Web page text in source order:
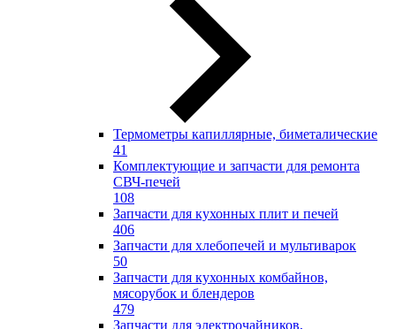
Термометры капиллярные, биметалические
41
Комплектующие и запчасти для ремонта
СВЧ-печей
108
Запчасти для кухонных плит и печей
406
Запчасти для хлебопечей и мультиварок
50
Запчасти для кухонных комбайнов,
мясорубок и блендеров
479
Запчасти для электрочайников,